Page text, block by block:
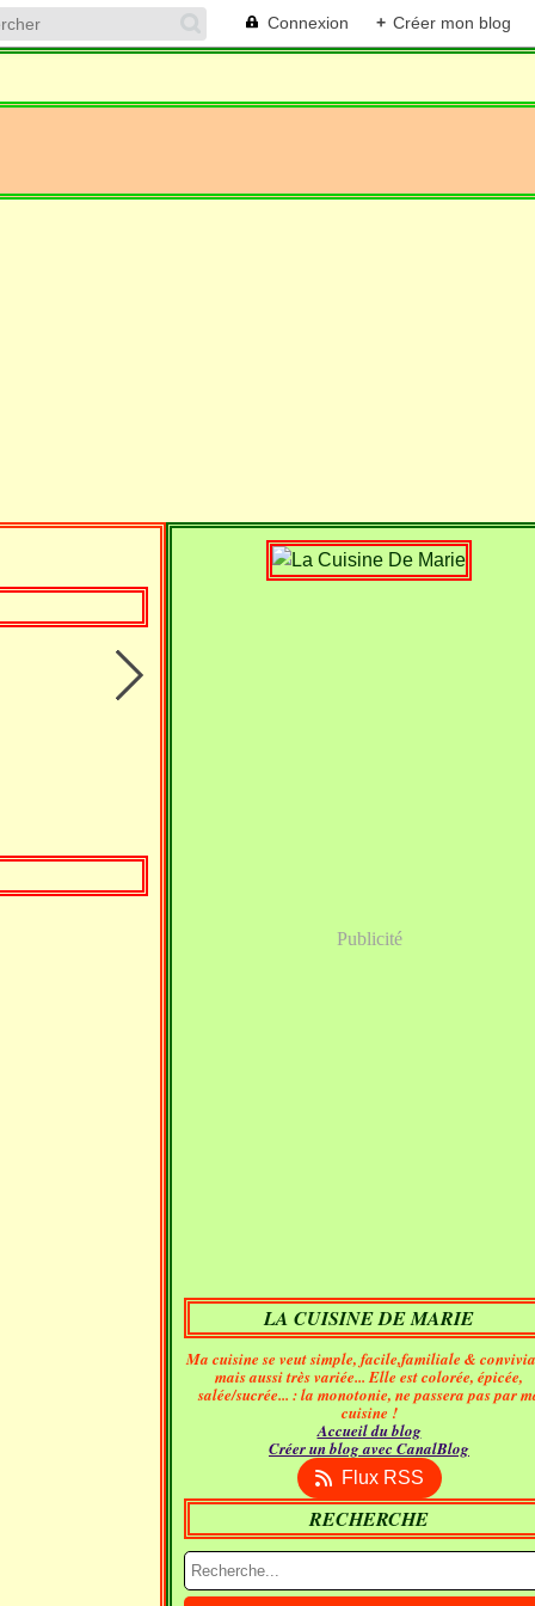
Connexion + Créer mon blog
Publicité
LA CUISINE DE MARIE
Ma cuisine se veut simple, facile,familiale &
mais aussi très variée... Elle est colorée, épicée,
salée/sucrée... : la monotonie, ne passera pas par
cuisine !
Accueil du blog
Créer un blog avec CanalBlog
Flux RSS
RECHERCHE